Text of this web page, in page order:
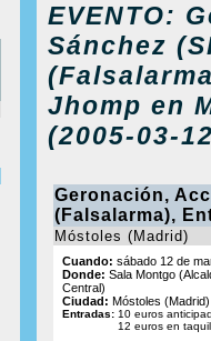
EVENTO:
Sánchez
Jhomp en
(2005-03-
Geronación,
(Falsalarma),
Móstoles (Madrid)
Cuando: sábado 12 de
Donde: Sala Montgo
Central)
Ciudad: Móstoles (Madrid)
Entradas: 10 euros
12 euros en